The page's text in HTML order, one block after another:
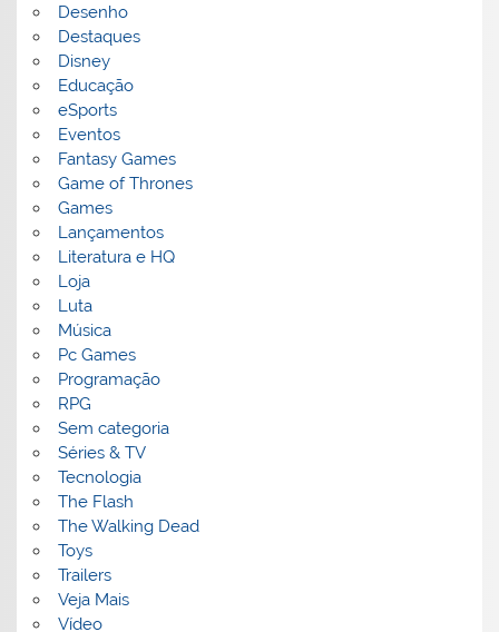
Desenho
Destaques
Disney
Educação
eSports
Eventos
Fantasy Games
Game of Thrones
Games
Lançamentos
Literatura e HQ
Loja
Luta
Música
Pc Games
Programação
RPG
Sem categoria
Séries & TV
Tecnologia
The Flash
The Walking Dead
Toys
Trailers
Veja Mais
Vídeo